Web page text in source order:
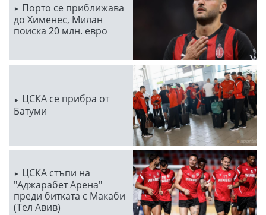
Порто се приближава
до Хименес, Милан
поиска 20 млн. евро
ЦСКА се прибра от
Батуми
ЦСКА стъпи на
"Аджарабет Арена"
преди битката с Макаби
(Тел Авив)